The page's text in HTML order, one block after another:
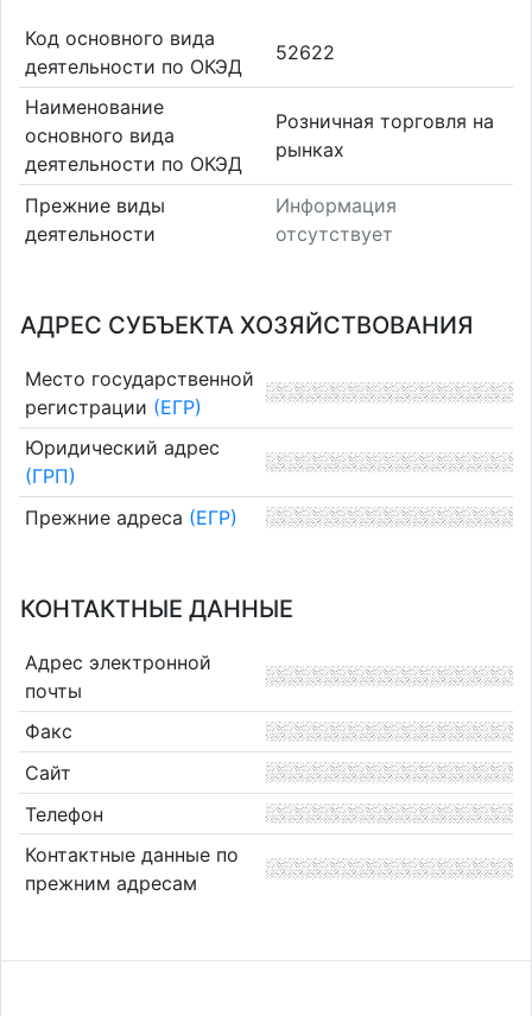
Код основного вида
деятельности по ОКЭД
52622
Наименование
основного вида
деятельности по ОКЭД
Розничная торговля на
рынках
Прежние виды
деятельности
Информация
отсутствует
АДРЕС СУБЪЕКТА ХОЗЯЙСТВОВАНИЯ
Место государственной
регистрации (ЕГР)
Юридический адрес
(ГРП)
Прежние адреса (ЕГР)
КОНТАКТНЫЕ ДАННЫЕ
Адрес электронной
почты
Факс
Сайт
Телефон
Контактные данные по
прежним адресам